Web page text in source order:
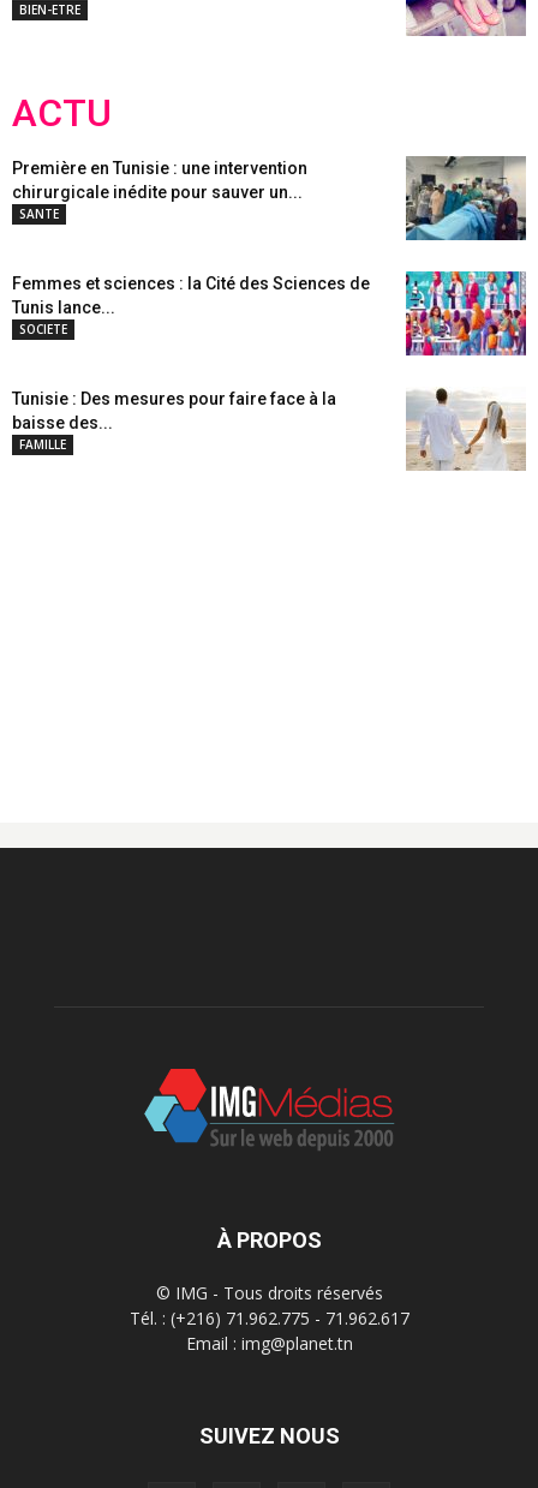
BIEN-ETRE
ACTU
Première en Tunisie : une intervention
chirurgicale inédite pour sauver un...
SANTE
Femmes et sciences : la Cité des Sciences de
Tunis lance...
SOCIETE
Tunisie : Des mesures pour faire face à la
baisse des...
FAMILLE
À PROPOS
© IMG - Tous droits réservés
Tél. : (+216) 71.962.775 - 71.962.617
Email : img@planet.tn
SUIVEZ NOUS